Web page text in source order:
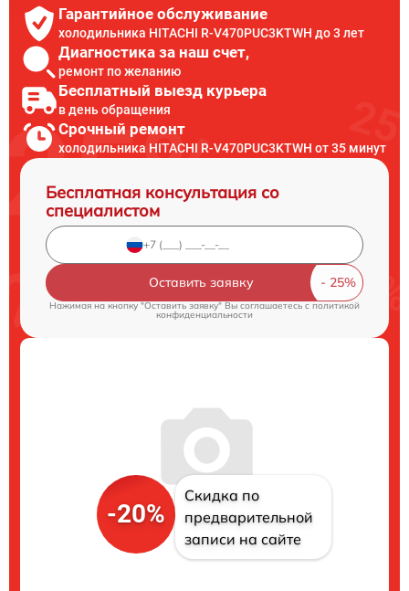
Гарантийное обслуживание
холодильника HITACHI R-V470PUC3KTWH до 3 лет
Диагностика за наш счет,
ремонт по желанию
Бесплатный выезд курьера
в день обращения
Срочный ремонт
холодильника HITACHI R-V470PUC3KTWH от 35 минут
Бесплатная консультация со
специалистом
Оставить заявку
Нажимая на кнопку "Оставить заявку" Вы соглашаетесь cполитикой
конфиденциальности
-20%
Скидка по
предварительной
записи на сайте